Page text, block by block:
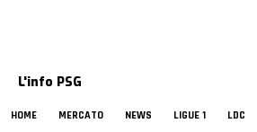
L'info PSG
HOME MERCATO NEWS LIGUE 1 LDC